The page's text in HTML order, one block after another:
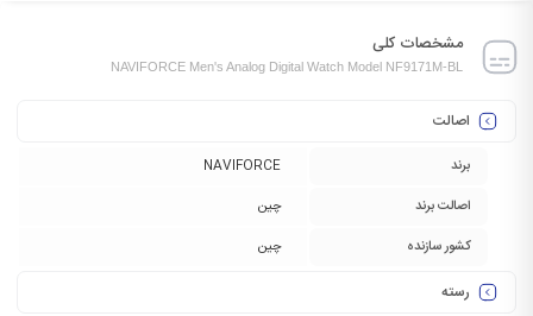
مشخصات کلی
NAVIFORCE Men's Analog Digital Watch Model NF9171M-BL
اصالت
برند
NAVIFORCE
اصالت برند
چین
کشور سازنده
چین
رسته